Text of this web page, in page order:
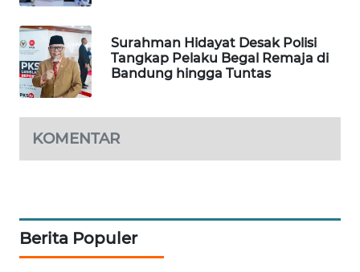
Surahman Hidayat Desak Polisi
Tangkap Pelaku Begal Remaja di
Bandung hingga Tuntas
KOMENTAR
Berita Populer
NEWS
SIDIKALANG
NEWS
METRO
MEDAN